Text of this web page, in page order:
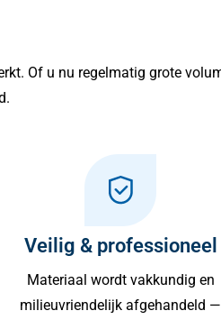
Of u nu regelmatig grote
Veilig & professioneel
Materiaal wordt vakkundig en
milieuvriendelijk afgehandeld —